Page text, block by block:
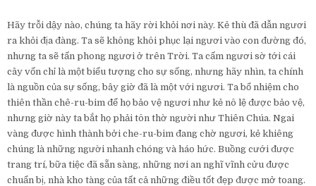
Hãy trỗi dậy nào, chúng ta hãy rời khỏi nơi này. Kẻ thù đã dẫn ngươi
ra khỏi địa đàng. Ta sẽ không khôi phục lại ngươi vào con đường đó,
nhưng ta sẽ tấn phong ngươi ở trên Trời. Ta cấm ngươi sờ tới cái
cây vốn chỉ là một biểu tượng cho sự sống, nhưng hãy nhìn, ta chính
là nguồn của sự sống, bây giờ đã là một với ngươi. Ta bổ nhiệm cho
thiên thần chê-ru-bim để họ bảo vệ ngươi như kẻ nô lệ được bảo vệ,
nhưng giờ này ta bắt họ phải tôn thờ người như Thiên Chúa. Ngai
vàng được hình thành bởi che-ru-bim đang chờ ngươi, kẻ khiêng
chúng là những người nhanh chóng và háo hức. Buồng cưới được
trang trí, bữa tiệc đã sẵn sàng, những nơi an nghĩ vĩnh cửu được
chuẩn bị, nhà kho tàng của tất cả những điều tốt đẹp được mở toang.